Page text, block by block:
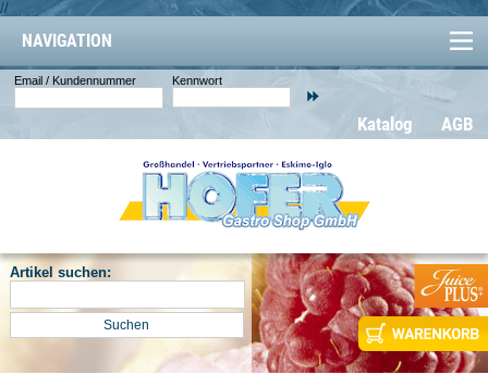
//
NAVIGATION
Email / Kundennummer Kennwort
AGB
Katalog
Artikel suchen: